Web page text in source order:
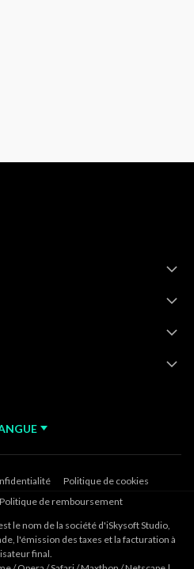
Politique de cookies
Politique de remboursement
le nom de la société d'iSkysoft Studio,
l'émission des taxes et la facturation à
final.